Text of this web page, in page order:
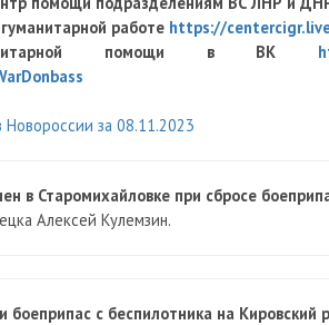
работе https://
помощи в ВК
за 08.11.2023
в Старомихайловке при сбросе
Алексей Кулемзин.
боеприпас с беспилотника на Кировский